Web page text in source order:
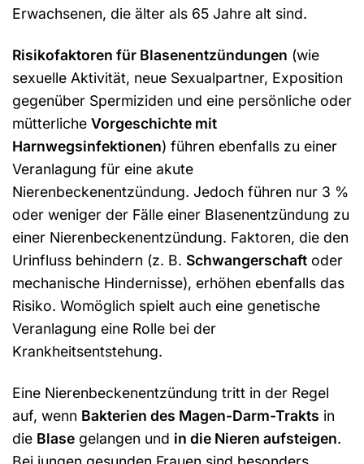
Erwachsenen, die älter als 65 Jahre alt sind.
Risikofaktoren für Blasenentzündungen (wie
sexuelle Aktivität, neue Sexualpartner, Exposition
gegenüber Spermiziden und eine persönliche oder
mütterliche Vorgeschichte mit
Harnwegsinfektionen) führen ebenfalls zu einer
Veranlagung für eine akute
Nierenbeckenentzündung. Jedoch führen nur 3 %
oder weniger der Fälle einer Blasenentzündung zu
einer Nierenbeckenentzündung. Faktoren, die den
Urinfluss behindern (z. B. Schwangerschaft oder
mechanische Hindernisse), erhöhen ebenfalls das
Risiko. Womöglich spielt auch eine genetische
Veranlagung eine Rolle bei der
Krankheitsentstehung.
Eine Nierenbeckenentzündung tritt in der Regel
auf, wenn Bakterien des Magen-Darm-Trakts in
die Blase gelangen und in die Nieren aufsteigen.